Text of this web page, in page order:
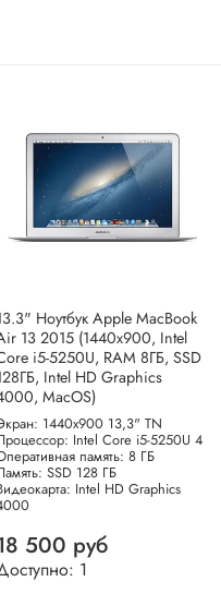
Ноутбук Apple MacBook
13 2015 (1440x900, Intel
i5-5250U, RAM 8ГБ, SSD
Intel HD Graphics
MacOS)
1440x900 13,3" TN
Intel Core i5-5250U 4
память: 8 ГБ
SSD 128 ГБ
Intel HD Graphics
500 руб
1